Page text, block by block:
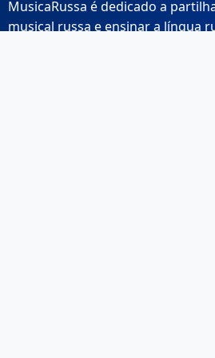
MusicaRussa é dedicado a
musical russa e ensinar a língua